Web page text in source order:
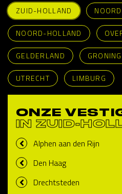
ZUID-HOLLAND
NOORD-HOLLAND
GELDERLAND
UTRECHT LIMBURG
ONZE
IN ZUID-
Alphen aan den Rijn
Den Haag
Drechtsteden